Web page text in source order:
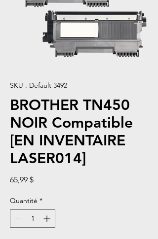
SKU : Default 3492
BROTHER TN450
NOIR Compatible
[EN INVENTAIRE
LASER014]
65,99 $Prix
Quantité *